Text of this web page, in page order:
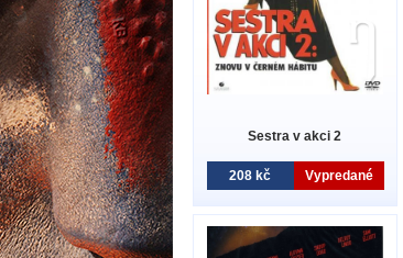
Sestra v akci 2
208 kč Vypredané